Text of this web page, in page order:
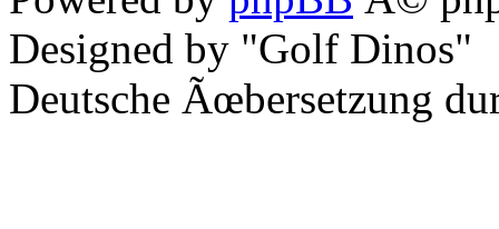
Designed by "Golf Dinos"
Deutsche Ãœbersetzung